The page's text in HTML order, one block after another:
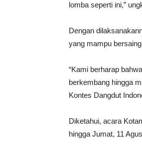
lomba seperti ini,”
Dengan
yang mampu
“Kami berharap
berkembang hingga
Kontes Dangdut
Diketahui, acara
hingga Jumat, 11